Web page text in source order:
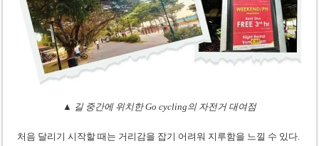
▲ 길 중간에 위치한 Go cycling의 자전거 대여점
처음 달리기 시작할 때는 거리감을 잡기 어려워 지루함을 느낄 수 있다.